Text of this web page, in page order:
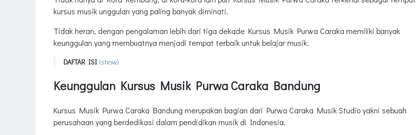
kursus musik unggulan yang paling banyak diminati.
Tidak heran, dengan pengalaman lebih dari tiga dekade Kursus Musik Purwa Caraka memiliki banyak
keunggulan yang membuatnya menjadi tempat terbaik untuk belajar musik.
DAFTAR ISI (show)
Terdapat berbagai jenis kursus
Kurikulum
Keunggulan Kursus Musik Purwa Caraka Bandung
Kursus Musik Purwa Caraka Bandung merupakan bagian dari Purwa Caraka Musik Studio yakni sebuah
perusahaan yang berdedikasi dalam pendidikan musik di Indonesia.